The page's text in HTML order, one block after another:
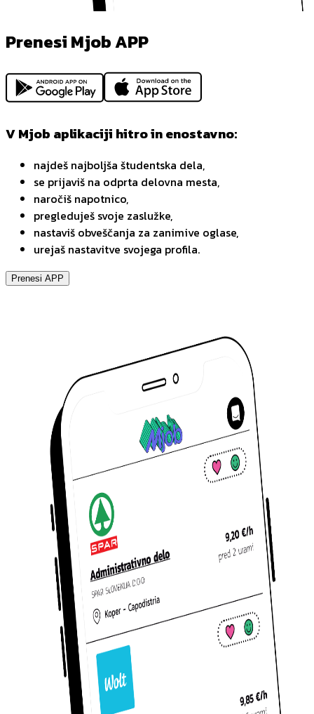
Prenesi Mjob APP
V Mjob aplikaciji hitro in enostavno:
najdeš najboljša študentska dela,
se prijaviš na odprta delovna mesta,
naročiš napotnico,
pregleduješ svoje zaslužke,
nastaviš obveščanja za zanimive oglase,
urejaš nastavitve svojega profila.
Prenesi APP